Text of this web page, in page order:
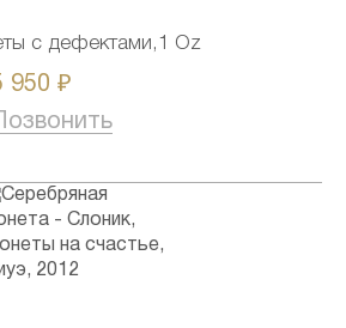
с дефектами,1 Oz
950 ₽
Позвонить